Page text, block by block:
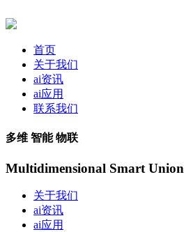
首页
关于我们
ai资讯
ai应用
联系我们
多维 智能 物联
Multidimensional Smart Union
关于我们
ai资讯
ai应用